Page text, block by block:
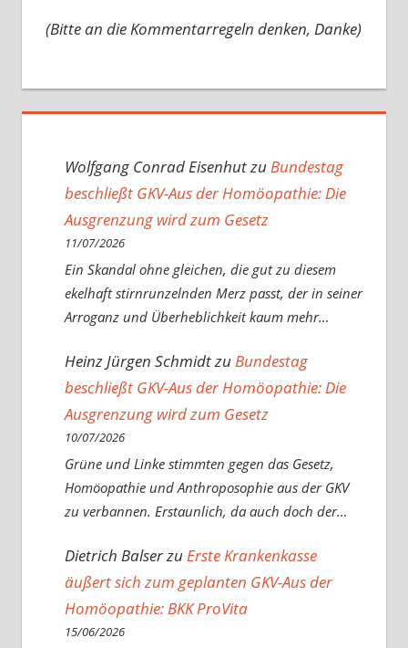
(Bitte an die Kommentarregeln denken, Danke)
Wolfgang Conrad Eisenhutzu Bundestag
beschließt GKV-Aus der Homöopathie: Die
Ausgrenzung wird zum Gesetz
11/07/2026
Ein Skandal ohne gleichen, die gut zu diesem
ekelhaft stirnrunzelnden Merz passt, der in seiner
Arroganz und Überheblichkeit kaum mehr…
Heinz Jürgen SchmidtzuBundestag
beschließt GKV-Aus der Homöopathie: Die
Ausgrenzung wird zum Gesetz
10/07/2026
Grüne und Linke stimmten gegen das Gesetz,
Homöopathie und Anthroposophie aus der GKV
zu verbannen. Erstaunlich, da auch doch der…
Dietrich BalserzuErste Krankenkasse
äußert sich zum geplanten GKV-Aus der
Homöopathie: BKK ProVita
15/06/2026